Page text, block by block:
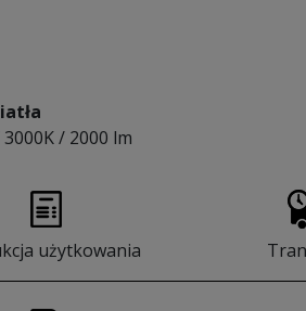
/ 2000 lm
użytkowania